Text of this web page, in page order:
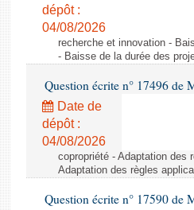
Questions écrites et orales
Comptes rendus des débats
dépôt :
04/08/2026
recherche et innovation -
- Baisse de la durée des
Question écrite n° 17496 de
Date de
dépôt :
04/08/2026
copropriété - Adaptation des
Adaptation des règles
Question écrite n° 17590 de